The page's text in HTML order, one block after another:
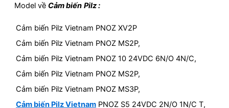
Model về Cảm biến Pilz:
Cảm biến Pilz Vietnam PNOZ XV2P
Cảm biến Pilz Vietnam PNOZ MS2P,
Cảm biến Pilz Vietnam PNOZ 10 24VDC 6N/O 4N/C,
Cảm biến Pilz Vietnam PNOZ MS2P,
Cảm biến Pilz Vietnam PNOZ MS3P,
Cảm biến Pilz Vietnam PNOZ S5 24VDC 2N/O 1N/C T,